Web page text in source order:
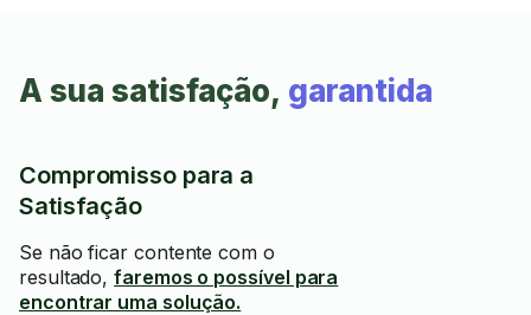
A sua satisfação, garantida
Compromisso para a
Satisfação
Se não ficar contente com o
resultado,faremos o possível para
encontrar uma solução.